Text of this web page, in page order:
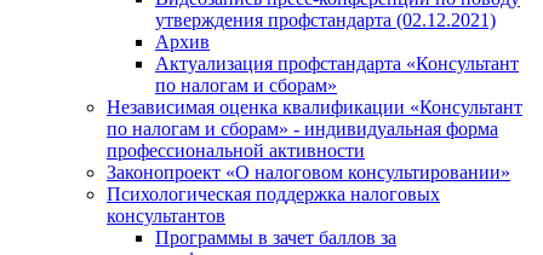
утверждения профстандарта (02.12.2021)
Архив
Актуализация профстандарта «Консультант
по налогам и сборам»
Независимая оценка квалификации «Консультант
по налогам и сборам» - индивидуальная форма
профессиональной активности
Законопроект «О налоговом консультировании»
Психологическая поддержка налоговых
консультантов
Программы в зачет баллов за